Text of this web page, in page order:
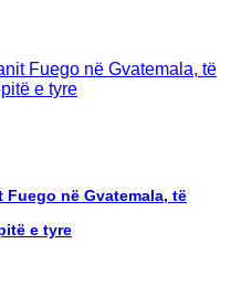
në Gvatemala, të
e tyre